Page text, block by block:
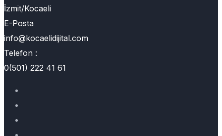
İzmit/Kocaeli
E-Posta
info@kocaelidijital.com
Telefon :
0(501) 222 41 61